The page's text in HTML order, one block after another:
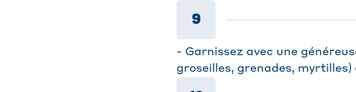
9
- Garnissez avec une
groseilles, grenades,